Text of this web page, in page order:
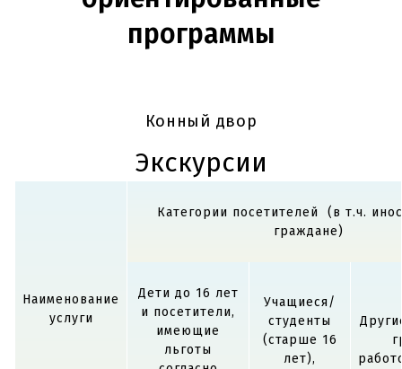
программы
имеющие
согласно
утвержденному
программы
Конный двор
Экскурсии
Наименование
услуги
Категории посетителей (в т.ч.
граждане)
Дети до 16 лет
и посетители,
имеющие
льготы
Учащиеся/
студенты
(старше 16
лет),